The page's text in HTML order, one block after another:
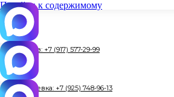
Перейти к содержимому
г. Королёв: +7 (917) 577-29-99
г. Ивантеевка: +7 (925) 748-96-13